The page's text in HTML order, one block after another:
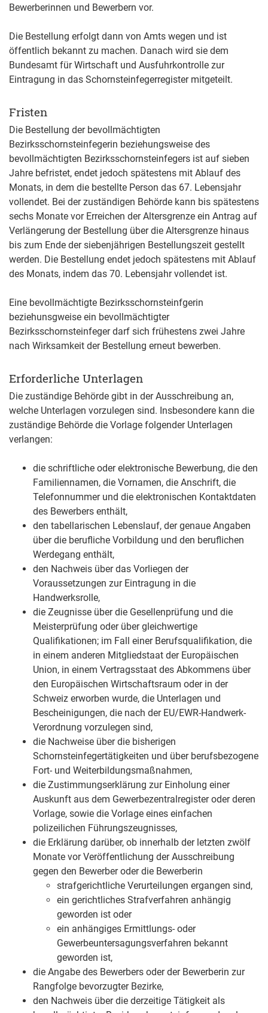
Bewerberinnen und Bewerbern vor.
Die Bestellung erfolgt dann von Amts wegen und ist
öffentlich bekannt zu machen. Danach wird sie dem
Bundesamt für Wirtschaft und Ausfuhrkontrolle zur
Eintragung in das Schornsteinfegerregister mitgeteilt.
Fristen
Die Bestellung der bevollmächtigten
Bezirksschornsteinfegerin beziehungsweise des
bevollmächtigten Bezirksschornsteinfegers ist auf sieben
Jahre befristet, endet jedoch spätestens mit Ablauf des
Monats, in dem die bestellte Person das 67. Lebensjahr
vollendet. Bei der zuständigen Behörde kann bis spätestens
sechs Monate vor Erreichen der Altersgrenze ein Antrag auf
Verlängerung der Bestellung über die Altersgrenze hinaus
bis zum Ende der siebenjährigen Bestellungszeit gestellt
werden. Die Bestellung endet jedoch spätestens mit Ablauf
des Monats, indem das 70. Lebensjahr vollendet ist.
Eine bevollmächtigte Bezirksschornsteinfgerin
beziehunsgweise ein bevollmächtigter
Bezirksschornsteinfeger darf sich frühestens zwei Jahre
nach Wirksamkeit der Bestellung erneut bewerben.
Erforderliche Unterlagen
Die zuständige Behörde gibt in der Ausschreibung an,
welche Unterlagen vorzulegen sind. Insbesondere kann die
zuständige Behörde die Vorlage folgender Unterlagen
verlangen:
die schriftliche oder elektronische Bewerbung, die den
Familiennamen, die Vornamen, die Anschrift, die
Telefonnummer und die elektronischen Kontaktdaten
des Bewerbers enthält,
den tabellarischen Lebenslauf, der genaue Angaben
über die berufliche Vorbildung und den beruflichen
Werdegang enthält,
den Nachweis über das Vorliegen der
Voraussetzungen zur Eintragung in die
Handwerksrolle,
die Zeugnisse über die Gesellenprüfung und die
Meisterprüfung oder über gleichwertige
Qualifikationen; im Fall einer Berufsqualifikation, die
in einem anderen Mitgliedstaat der Europäischen
Union, in einem Vertragsstaat des Abkommens über
den Europäischen Wirtschaftsraum oder in der
Schweiz erworben wurde, die Unterlagen und
Bescheinigungen, die nach der EU/EWR-Handwerk-
Verordnung vorzulegen sind,
die Nachweise über die bisherigen
Schornsteinfegertätigkeiten und über berufsbezogene
Fort- und Weiterbildungsmaßnahmen,
die Zustimmungserklärung zur Einholung einer
Auskunft aus dem Gewerbezentralregister oder deren
Vorlage, sowie die Vorlage eines einfachen
polizeilichen Führungszeugnisses,
die Erklärung darüber, ob innerhalb der letzten zwölf
Monate vor Veröffentlichung der Ausschreibung
gegen den Bewerber oder die Bewerberin
strafgerichtliche Verurteilungen ergangen sind,
ein gerichtliches Strafverfahren anhängig
geworden ist oder
ein anhängiges Ermittlungs- oder
Gewerbeuntersagungsverfahren bekannt
geworden ist,
die Angabe des Bewerbers oder der Bewerberin zur
Rangfolge bevorzugter Bezirke,
den Nachweis über die derzeitige Tätigkeit als